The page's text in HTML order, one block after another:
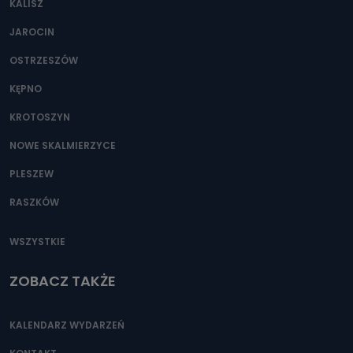
Można to zrobić pod numerem telefonu 62 735-51-05 lub
KALISZ
JAROCIN
OSTRZESZÓW
KĘPNO
KROTOSZYN
NOWE SKALMIERZYCE
PLESZEW
RASZKÓW
WSZYSTKIE
ZOBACZ TAKŻE
KALENDARZ WYDARZEŃ